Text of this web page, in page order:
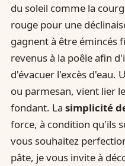
du soleil comme la
rouge pour une
gagnent à être émincés
revenus à la poêle afin
d'évacuer l'excès d'eau.
ou parmesan, vient lier
fondant. La simplicité
force, à condition qu'ils
vous souhaitez
pâte, je vous invite à